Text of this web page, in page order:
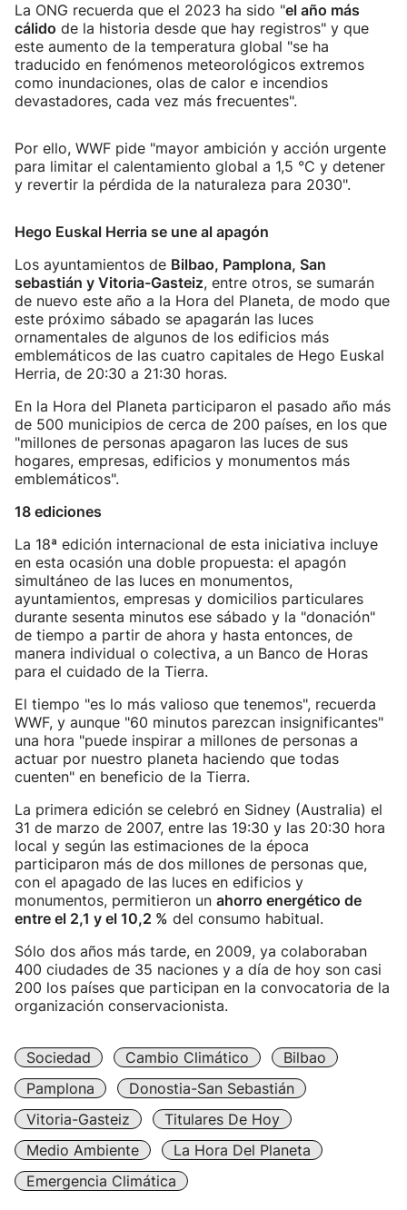
La ONG recuerda que el 2023 ha sido "el año más
cálido de la historia desde que hay registros" y que
este aumento de la temperatura global "se ha
traducido en fenómenos meteorológicos extremos
como inundaciones, olas de calor e incendios
devastadores, cada vez más frecuentes".
Por ello, WWF pide "mayor ambición y acción urgente
para limitar el calentamiento global a 1,5 °C y detener
y revertir la pérdida de la naturaleza para 2030".
Hego Euskal Herria se une al apagón
Los ayuntamientos de Bilbao, Pamplona, San
sebastián y Vitoria-Gasteiz, entre otros, se sumarán
de nuevo este año a la Hora del Planeta, de modo que
este próximo sábado se apagarán las luces
ornamentales de algunos de los edificios más
emblemáticos de las cuatro capitales de Hego Euskal
Herria, de 20:30 a 21:30 horas.
En la Hora del Planeta participaron el pasado año más
de 500 municipios de cerca de 200 países, en los que
"millones de personas apagaron las luces de sus
hogares, empresas, edificios y monumentos más
emblemáticos".
18 ediciones
La 18ª edición internacional de esta iniciativa incluye
en esta ocasión una doble propuesta: el apagón
simultáneo de las luces en monumentos,
ayuntamientos, empresas y domicilios particulares
durante sesenta minutos ese sábado y la "donación"
de tiempo a partir de ahora y hasta entonces, de
manera individual o colectiva, a un Banco de Horas
para el cuidado de la Tierra.
El tiempo "es lo más valioso que tenemos", recuerda
WWF, y aunque "60 minutos parezcan insignificantes"
una hora "puede inspirar a millones de personas a
actuar por nuestro planeta haciendo que todas
cuenten" en beneficio de la Tierra.
La primera edición se celebró en Sidney (Australia) el
31 de marzo de 2007, entre las 19:30 y las 20:30 hora
local y según las estimaciones de la época
participaron más de dos millones de personas que,
con el apagado de las luces en edificios y
monumentos, permitieron un ahorro energético de
entre el 2,1 y el 10,2 % del consumo habitual.
Sólo dos años más tarde, en 2009, ya colaboraban
400 ciudades de 35 naciones y a día de hoy son casi
200 los países que participan en la convocatoria de la
organización conservacionista.
Sociedad Cambio Climático
Bilbao
Pamplona
Donostia-San Sebastián
Vitoria-Gasteiz
Titulares De Hoy
Medio Ambiente
La Hora Del Planeta
Emergencia Climática